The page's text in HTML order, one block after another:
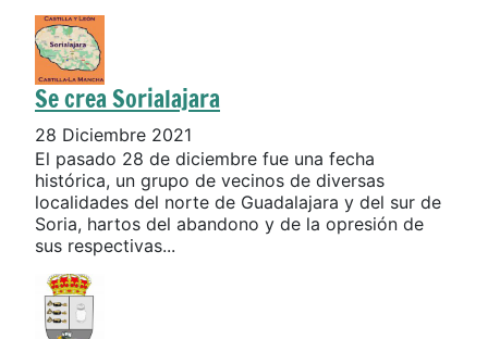
Se crea Sorialajara
28 Diciembre 2021
El pasado 28 de diciembre fue una fecha
histórica, un grupo de vecinos de diversas
localidades del norte de Guadalajara y del sur de
Soria, hartos del abandono y de la opresión de
sus respectivas...